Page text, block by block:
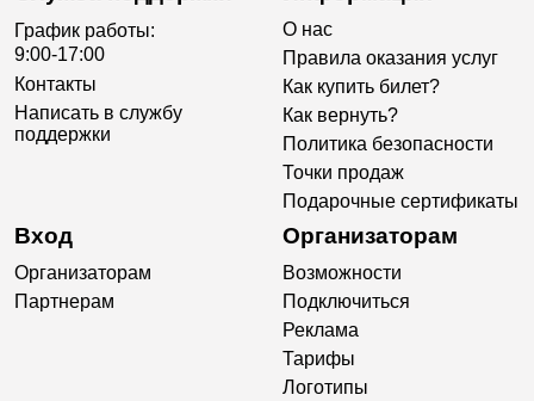
График работы:
9:00-17:00
Контакты
Написать в службу
поддержки
О нас
Правила оказания услуг
Как купить билет?
Как вернуть?
Политика безопасности
Точки продаж
Подарочные сертификаты
Вход
Организаторам
Партнерам
Организаторам
Возможности
Подключиться
Реклама
Тарифы
Логотипы